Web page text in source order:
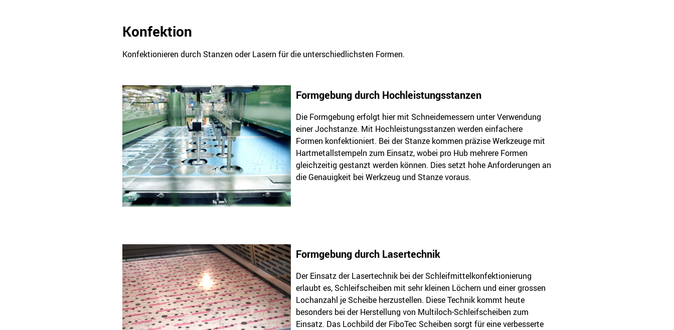
Konfektion
Konfektionieren durch Stanzen oder Lasern für die unterschiedlichsten Formen.
Formgebung durch Hochleistungsstanzen
Die Formgebung erfolgt hier mit Schneidemessern unter Verwendung
einer Jochstanze. Mit Hochleistungsstanzen werden einfachere
Formen konfektioniert. Bei der Stanze kommen präzise Werkzeuge mit
Hartmetallstempeln zum Einsatz, wobei pro Hub mehrere Formen
gleichzeitig gestanzt werden können. Dies setzt hohe Anforderungen an
die Genauigkeit bei Werkzeug und Stanze voraus.
Formgebung durch Lasertechnik
Der Einsatz der Lasertechnik bei der Schleifmittelkonfektionierung
erlaubt es, Schleifscheiben mit sehr kleinen Löchern und einer grossen
Lochanzahl je Scheibe herzustellen. Diese Technik kommt heute
besonders bei der Herstellung von Multiloch-Schleifscheiben zum
Einsatz. Das Lochbild der FiboTec Scheiben sorgt für eine verbesserte